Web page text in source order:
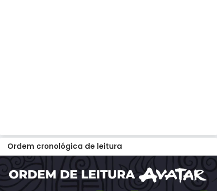
Ordem cronológica de leitura